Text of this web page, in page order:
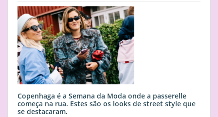
Copenhaga é a Semana da Moda onde a passerelle
começa na rua. Estes são os looks de street style que
se destacaram.